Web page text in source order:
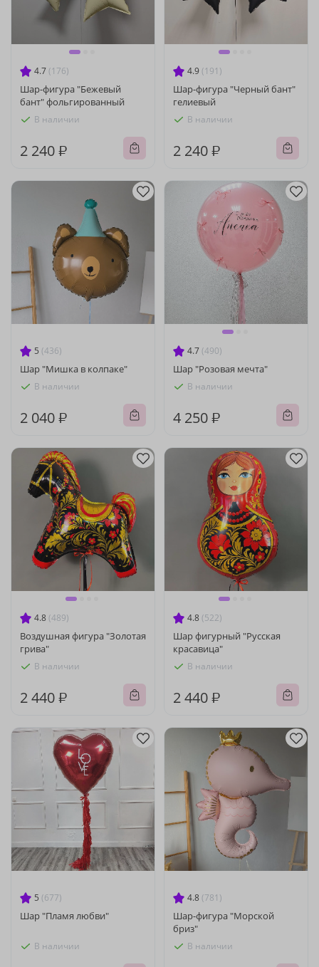
4.7 (176)
Шар-фигура "Бежевый
бант" фольгированный
В наличии
2 240 ₽
4.9 (191)
Шар-фигура "Черный бант"
гелиевый
В наличии
2 240 ₽
5 (436)
Шар "Мишка в колпаке"
В наличии
2 040 ₽
4.7 (490)
Шар "Розовая мечта"
В наличии
4 250 ₽
4.8 (489)
Воздушная фигура "Золотая
грива"
В наличии
2 440 ₽
4.8 (522)
Шар фигурный "Русская
красавица"
В наличии
2 440 ₽
5 (677)
Шар "Пламя любви"
В наличии
4.8 (781)
Шар-фигура "Морской
бриз"
В наличии